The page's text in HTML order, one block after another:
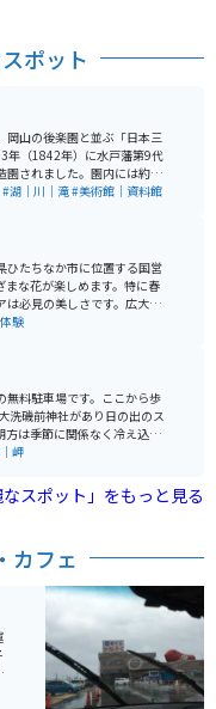
ポット
岡山の後楽園と並ぶ「日本三
年（1842年）に水戸藩第9代
園されました。園内には約10
られており、特に2月から3月
ットも多く、併せての訪問
も見どころの一つです。好文
千波湖を一望できる絶景が
紅葉が美しく、四季折々の
。
#湖｜川｜滝#美術館｜資料館
ひたちなか市に位置する国営
まな花が楽しめます。特に春
は必見の美しさです。広大な
る約530万本の青いネモフ
ベントの開催など、楽しみが
ります。1年を通して何かし
真撮影などを目的に訪れる
板などが用意されているバ
。マスツーリングをするとき
験
無料駐車場です。ここから歩
洗磯前神社があり日の出のス
方は季節に関係なく冷え込む
ましいです。近隣には大洗
すのにオススメです。
岬
なスポット」をもっと見る
カフェ